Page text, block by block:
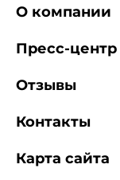
О компании
Пресс-центр
Отзывы
Контакты
Карта сайта